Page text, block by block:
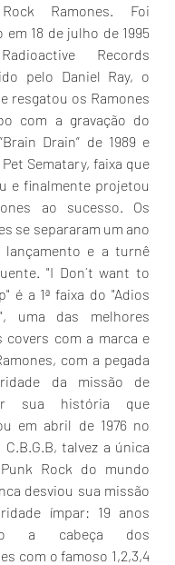
Ramones. Foi
em 18 de julho de 1995
Records
pelo Daniel Ray, o
resgatou os Ramones
com a gravação do
Drain” de 1989 e
Sematary, faixa que
e finalmente projetou
ao sucesso. Os
se separaram um ano
lançamento e a turnê
"I Don´t want to
é a 1ª faixa do "Adios
uma das melhores
covers com a marca e
com a pegada
da missão de
sua história que
em abril de 1976 no
talvez a única
Rock do mundo
desviou sua missão
ímpar: 19 anos
a cabeça dos
com o famoso 1,2,3,4